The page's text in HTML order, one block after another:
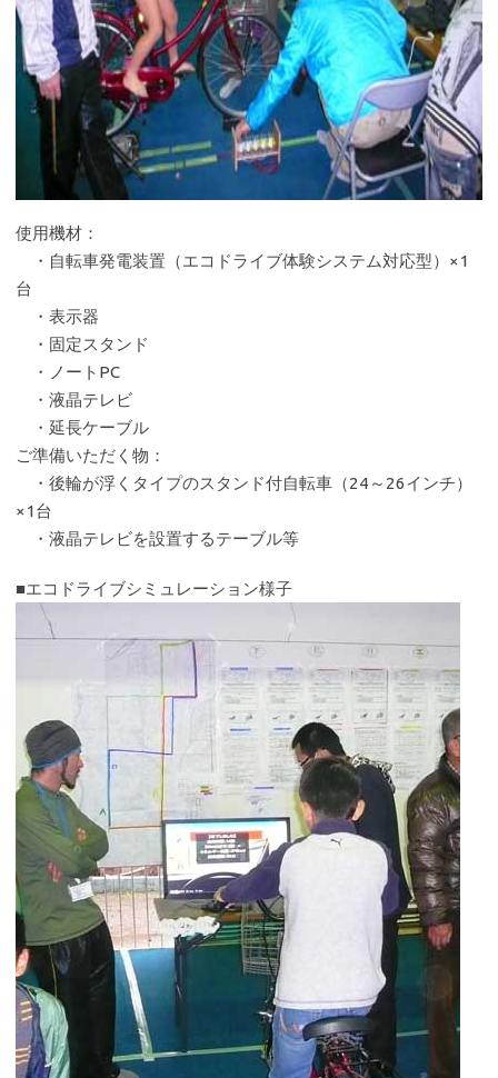
使用機材：
・自転車発電装置（エコドライブ体験システム対応型）×1
台
・表示器
・固定スタンド
・ノートPC
・液晶テレビ
・延長ケーブル
ご準備いただく物：
・後輪が浮くタイプのスタンド付自転車（24～26インチ）
×1台
・液晶テレビを設置するテーブル等
■エコドライブシミュレーション様子